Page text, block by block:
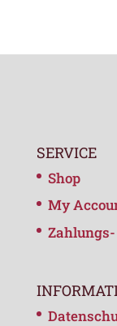
SERVICE
Shop
My